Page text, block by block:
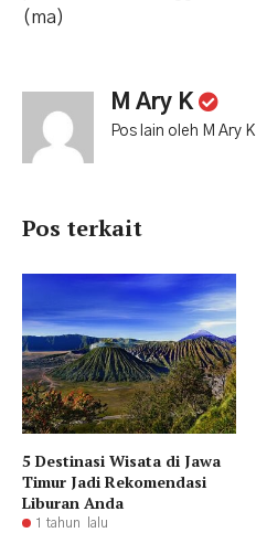
(ma)
M Ary K
Pos lain oleh M Ary K
Pos terkait
5 Destinasi Wisata di Jawa
Timur Jadi Rekomendasi
Liburan Anda
1 tahun lalu